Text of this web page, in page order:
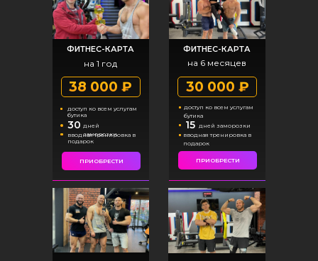
15
ФИТНЕС-КАРТА
на 6 месяцев
30 000 ₽
доступ ко всем услугам
бутика
вводная тренировка в
подарок
дней заморозки
ПРИОБРЕСТИ
30
ФИТНЕС-КАРТА
на 1 год
38 000 ₽
доступ ко всем услугам
бутика
вводная тренировка в
подарок
дней
заморозки
ПРИОБРЕСТИ